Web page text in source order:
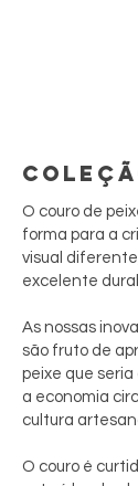
O couro de
forma para a
visual
excelente
As nossas
são fruto de
peixe que
a economia
cultura
O couro é